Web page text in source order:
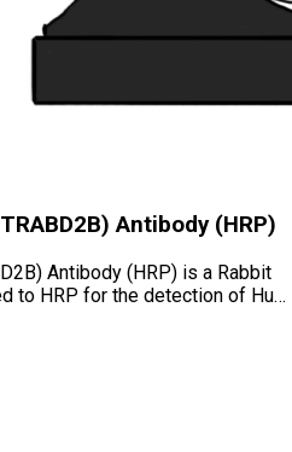
Antibody (HRP)
Antibody (HRP) is a Rabbit
to HRP for the detection of Hu…